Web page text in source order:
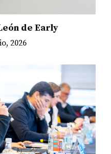
de Early
2026